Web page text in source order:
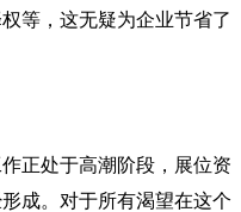
等，这无疑为企业节省了
正处于高潮阶段，展位资
成。对于所有渴望在这个